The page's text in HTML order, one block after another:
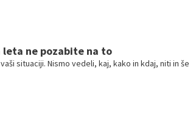
leta ne pozabite na to
situaciji. Nismo vedeli, kaj, kako in kdaj, niti in še